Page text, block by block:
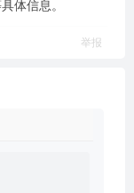
体信息。
举报